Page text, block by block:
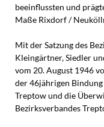
beeinflussten und
Maße Rixdorf /
Mit der Satzung des
Kleingärtner, Siedler
vom 20. August 1946
der 46jährigen
Treptow und die
Bezirksverbandes